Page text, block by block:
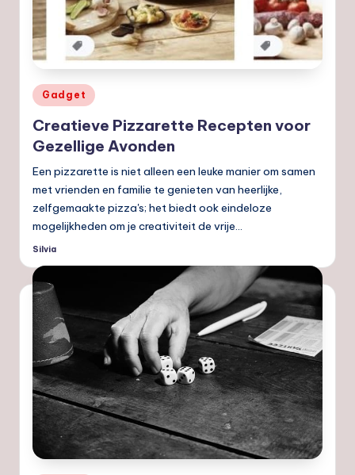
Geplaatst
in
Gadget
Creatieve Pizzarette Recepten voor
Gezellige Avonden
Een pizzarette is niet alleen een leuke manier om samen
met vrienden en familie te genieten van heerlijke,
zelfgemaakte pizza's; het biedt ook eindeloze
mogelijkheden om je creativiteit de vrije…
Geplaatst
Silvia